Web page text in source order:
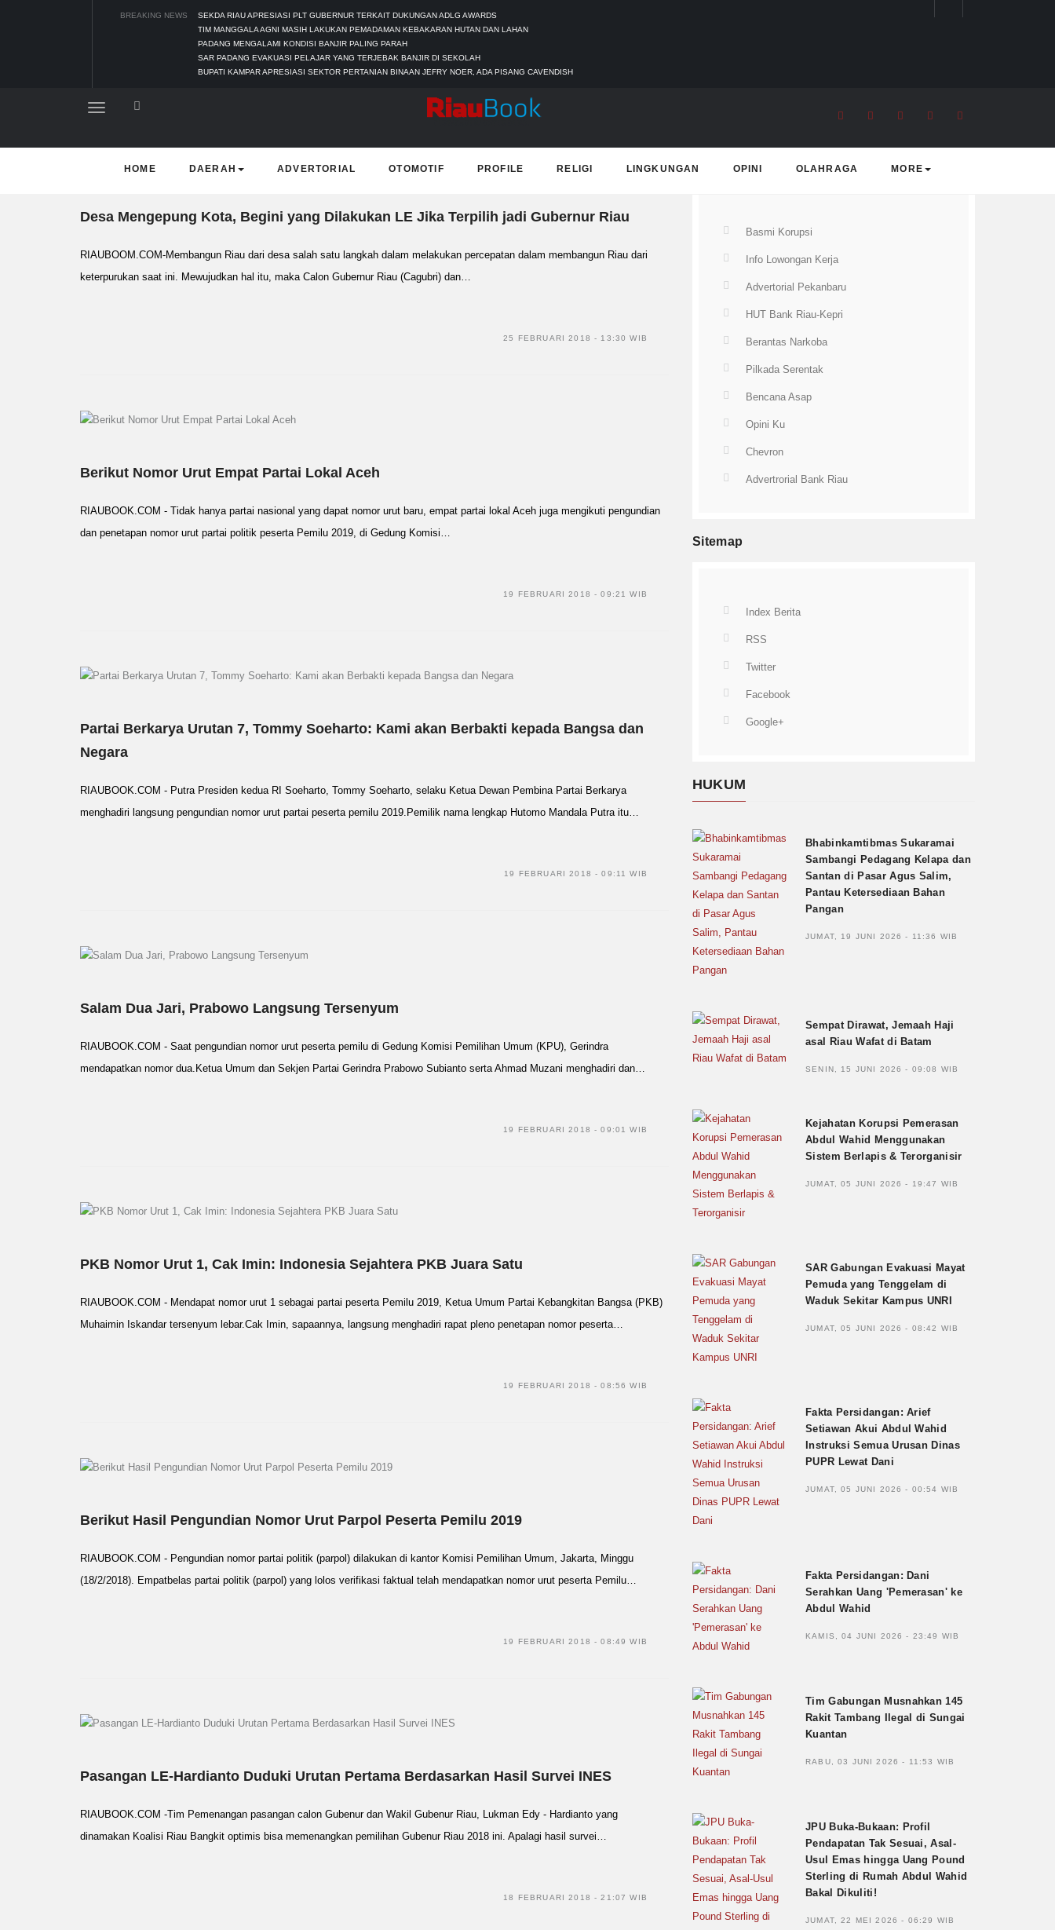
BREAKING NEWS
SEKDA RIAU APRESIASI PLT GUBERNUR TERKAIT DUKUNGAN ADLG AWARDS
TIM MANGGALA AGNI MASIH LAKUKAN PEMADAMAN KEBAKARAN HUTAN DAN LAHAN
PADANG MENGALAMI KONDISI BANJIR PALING PARAH
SAR PADANG EVAKUASI PELAJAR YANG TERJEBAK BANJIR DI SEKOLAH
BUPATI KAMPAR APRESIASI SEKTOR PERTANIAN BINAAN JEFRY NOER, ADA PISANG CAVENDISH
HOME DAERAH ADVERTORIAL OTOMOTIF PROFILE RELIGI LINGKUNGAN OPINI OLAHRAGA MORE
Desa Mengepung Kota, Begini yang Dilakukan LE Jika Terpilih jadi Gubernur Riau
RIAUBOOM.COM-Membangun Riau dari desa salah satu langkah dalam melakukan percepatan dalam membangun Riau dari
keterpurukan saat ini. Mewujudkan hal itu, maka Calon Gubernur Riau (Cagubri) dan…
25 FEBRUARI 2018 - 13:30 WIB
Berikut Nomor Urut Empat Partai Lokal Aceh
RIAUBOOK.COM - Tidak hanya partai nasional yang dapat nomor urut baru, empat partai lokal Aceh juga mengikuti pengundian
dan penetapan nomor urut partai politik peserta Pemilu 2019, di Gedung Komisi…
19 FEBRUARI 2018 - 09:21 WIB
Partai Berkarya Urutan 7, Tommy Soeharto: Kami akan Berbakti kepada Bangsa dan
Negara
RIAUBOOK.COM - Putra Presiden kedua RI Soeharto, Tommy Soeharto, selaku Ketua Dewan Pembina Partai Berkarya
menghadiri langsung pengundian nomor urut partai peserta pemilu 2019.Pemilik nama lengkap Hutomo Mandala Putra itu…
19 FEBRUARI 2018 - 09:11 WIB
Salam Dua Jari, Prabowo Langsung Tersenyum
RIAUBOOK.COM - Saat pengundian nomor urut peserta pemilu di Gedung Komisi Pemilihan Umum (KPU), Gerindra
mendapatkan nomor dua.Ketua Umum dan Sekjen Partai Gerindra Prabowo Subianto serta Ahmad Muzani menghadiri dan…
19 FEBRUARI 2018 - 09:01 WIB
PKB Nomor Urut 1, Cak Imin: Indonesia Sejahtera PKB Juara Satu
RIAUBOOK.COM - Mendapat nomor urut 1 sebagai partai peserta Pemilu 2019, Ketua Umum Partai Kebangkitan Bangsa (PKB)
Muhaimin Iskandar tersenyum lebar.Cak Imin, sapaannya, langsung menghadiri rapat pleno penetapan nomor peserta…
19 FEBRUARI 2018 - 08:56 WIB
Berikut Hasil Pengundian Nomor Urut Parpol Peserta Pemilu 2019
RIAUBOOK.COM - Pengundian nomor partai politik (parpol) dilakukan di kantor Komisi Pemilihan Umum, Jakarta, Minggu
(18/2/2018). Empatbelas partai politik (parpol) yang lolos verifikasi faktual telah mendapatkan nomor urut peserta Pemilu…
19 FEBRUARI 2018 - 08:49 WIB
Pasangan LE-Hardianto Duduki Urutan Pertama Berdasarkan Hasil Survei INES
RIAUBOOK.COM -Tim Pemenangan pasangan calon Gubenur dan Wakil Gubenur Riau, Lukman Edy - Hardianto yang
dinamakan Koalisi Riau Bangkit optimis bisa memenangkan pemilihan Gubenur Riau 2018 ini. Apalagi hasil survei…
18 FEBRUARI 2018 - 21:07 WIB
Basmi Korupsi
Info Lowongan Kerja
Advertorial Pekanbaru
HUT Bank Riau-Kepri
Berantas Narkoba
Pilkada Serentak
Bencana Asap
Opini Ku
Chevron
Advertrorial Bank Riau
Sitemap
Index Berita
RSS
Twitter
Facebook
Google+
HUKUM
Bhabinkamtibmas Sukaramai
Sambangi Pedagang Kelapa dan
Santan di Pasar Agus Salim,
Pantau Ketersediaan Bahan
Pangan
JUMAT, 19 JUNI 2026 - 11:36 WIB
Sempat Dirawat, Jemaah Haji
asal Riau Wafat di Batam
SENIN, 15 JUNI 2026 - 09:08 WIB
Kejahatan Korupsi Pemerasan
Abdul Wahid Menggunakan
Sistem Berlapis & Terorganisir
JUMAT, 05 JUNI 2026 - 19:47 WIB
SAR Gabungan Evakuasi Mayat
Pemuda yang Tenggelam di
Waduk Sekitar Kampus UNRI
JUMAT, 05 JUNI 2026 - 08:42 WIB
Fakta Persidangan: Arief
Setiawan Akui Abdul Wahid
Instruksi Semua Urusan Dinas
PUPR Lewat Dani
JUMAT, 05 JUNI 2026 - 00:54 WIB
Fakta Persidangan: Dani
Serahkan Uang 'Pemerasan' ke
Abdul Wahid
KAMIS, 04 JUNI 2026 - 23:49 WIB
Tim Gabungan Musnahkan 145
Rakit Tambang Ilegal di Sungai
Kuantan
RABU, 03 JUNI 2026 - 11:53 WIB
JPU Buka-Bukaan: Profil
Pendapatan Tak Sesuai, Asal-
Usul Emas hingga Uang Pound
Sterling di Rumah Abdul Wahid
Bakal Dikuliti!
JUMAT, 22 MEI 2026 - 06:29 WIB